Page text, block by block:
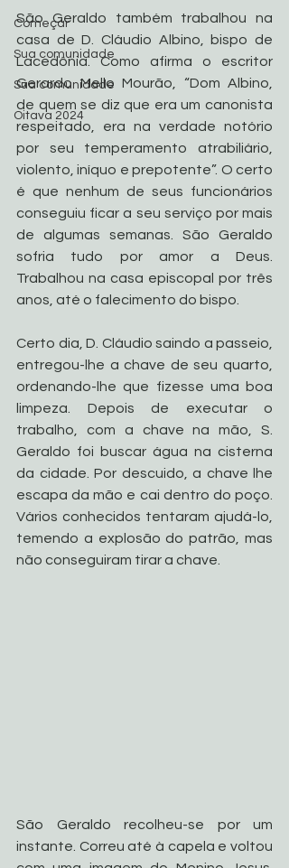
Começar
Sua comunidade
Sua comunidade
Oitava 2024
São Geraldo também trabalhou na
casa de D. Cláudio Albino, bispo de
Lacedônia. Como afirma o escritor
Gerardo Mello Mourão, “Dom Albino,
de quem se diz que era um canonista
respeitado, era na verdade notório
por seu temperamento atrabiliário,
violento, iníquo e prepotente”. O certo
é que nenhum de seus funcionários
conseguiu ficar a seu serviço por mais
de algumas semanas. São Geraldo
sofria tudo por amor a Deus.
Trabalhou na casa episcopal por três
anos, até o falecimento do bispo.
Certo dia, D. Cláudio saindo a passeio,
entregou-lhe a chave de seu quarto,
ordenando-lhe que fizesse uma boa
limpeza. Depois de executar o
trabalho, com a chave na mão, S.
Geraldo foi buscar água na cisterna
da cidade. Por descuido, a chave lhe
escapa da mão e cai dentro do poço.
Vários conhecidos tentaram ajudá-lo,
temendo a explosão do patrão, mas
não conseguiram tirar a chave.
São Geraldo recolheu-se por um
instante. Correu até à capela e voltou